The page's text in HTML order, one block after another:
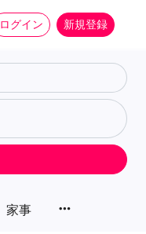
ログイン 新規登録
家事 more_horiz